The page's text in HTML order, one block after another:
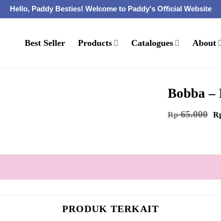
Hello, Paddy Besties! Welcome to Paddy's Official Website
Best Seller Products Catalogues About
Bobba –
Rp65.000
PRODUK TERKAIT